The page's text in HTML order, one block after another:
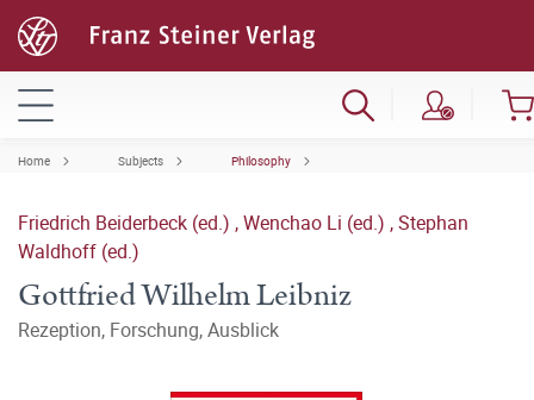
Home Subjects Philosophy
Friedrich Beiderbeck (ed.) ,Wenchao Li (ed.) ,Stephan
Waldhoff (ed.)
Gottfried Wilhelm Leibniz
Rezeption, Forschung, Ausblick